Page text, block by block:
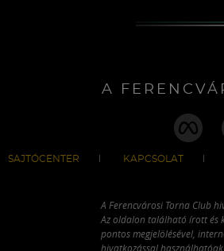
A
SAJTÓCENTER KAPCSOLAT
A Ferencvárosi Torna Club
Az oldalon található írott és
pontos megjelölésével,
hivatkozással használhatóak